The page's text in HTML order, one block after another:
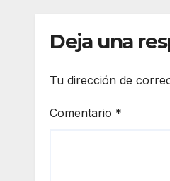
tormentas
Deja una
Tu dirección de
Comentario *